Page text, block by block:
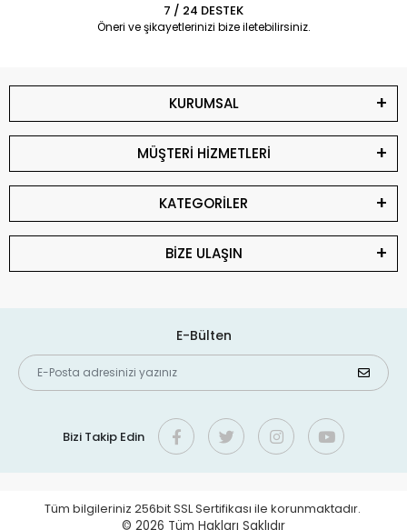
7 / 24 DESTEK
Öneri ve şikayetlerinizi bize iletebilirsiniz.
KURUMSAL
MÜŞTERİ HİZMETLERİ
KATEGORİLER
BİZE ULAŞIN
E-Bülten
Bizi Takip Edin
Tüm bilgileriniz 256bit SSL Sertifikası ile korunmaktadır.
© 2026 Tüm Hakları Saklıdır